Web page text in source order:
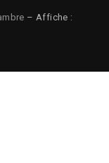
– Affiche :